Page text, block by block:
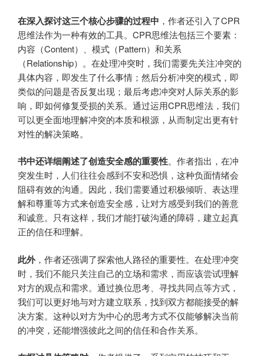
在深入探讨这三个核心步骤的过程中 ，作者还引入了CPR
思维法作为一种有效的工具。CPR思维法包括三个要素：
内容（Content）、模式（Pattern）和关系
（Relationship）。在处理冲突时，我们需要先关注冲突的
具体内容，即发生了什么事情；然后分析冲突的模式，即
类似的问题是否反复出现；最后考虑冲突对人际关系的影
响，即如何修复受损的关系。通过运用CPR思维法，我们
可以更全面地理解冲突的本质和根源，从而制定出更有针
对性的解决策略。
书中还详细阐述了创造安全感的重要性。作者指出，在冲
突发生时，人们往往会感到不安和恐惧，这种负面情绪会
阻碍有效的沟通。因此，我们需要通过积极倾听、表达理
解和尊重等方式来创造安全感，让对方感受到我们的善意
和诚意。只有这样，我们才能打破沟通的障碍，建立起真
正的信任和理解。
此外，作者还强调了探索他人路径的重要性。在处理冲突
时，我们不能只关注自己的立场和需求，而应该尝试理解
对方的观点和需求。通过换位思考、寻找共同点等方式，
我们可以更好地与对方建立联系，找到双方都能接受的解
决方案。这种以对方为中心的思考方式不仅能够解决当前
的冲突，还能增强彼此之间的信任和合作关系。